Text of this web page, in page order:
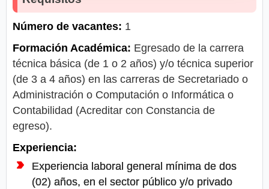
Número de vacantes: 1
Formación Académica: Egresado de la carrera
técnica básica (de 1 o 2 años) y/o técnica superior
(de 3 a 4 años) en las carreras de Secretariado o
Administración o Computación o Informática o
Contabilidad (Acreditar con Constancia de
egreso).
Experiencia:
Experiencia laboral general mínima de dos
(02) años, en el sector público y/o privado